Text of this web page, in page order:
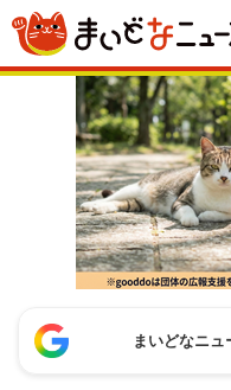
まいどなニ